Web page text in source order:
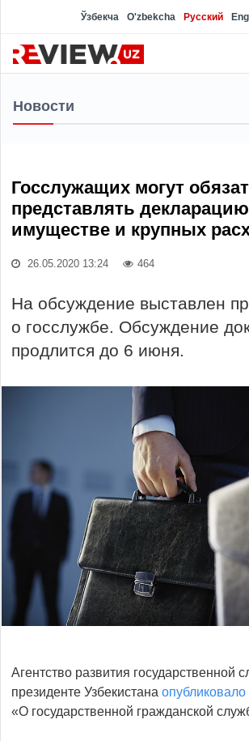
Ўзбекча O'zbekcha Русский
Новости
Госслужащих могут
представлять
имуществе и крупных
26.05.2020 13:24 464
На обсуждение выставлен
о госслужбе. Обсуждение
продлится до 6 июня.
Агентство развития государственной
президенте Узбекистана опубликовало
«О государственной гражданской